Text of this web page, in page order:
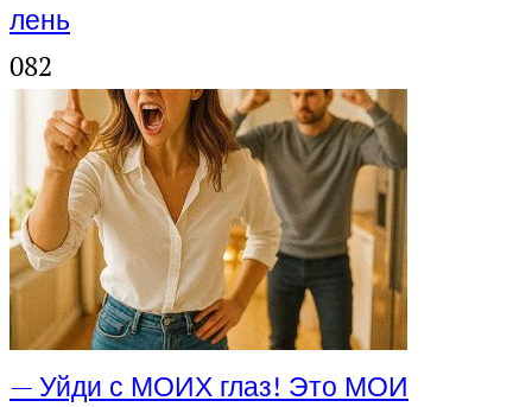
лень
082
— Уйди с МОИХ глаз! Это МОИ